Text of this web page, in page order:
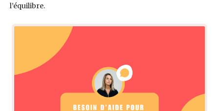
l’équilibre.